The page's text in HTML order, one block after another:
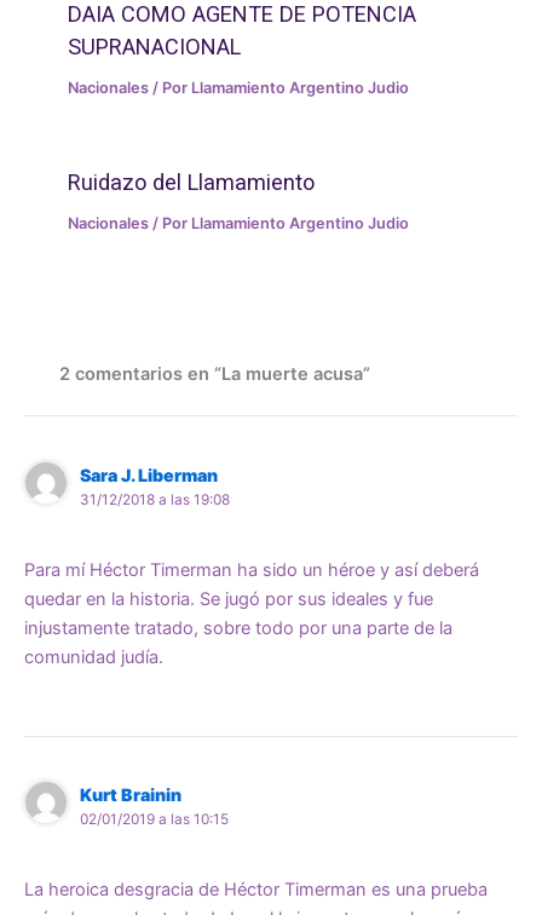
DAIA COMO AGENTE DE POTENCIA
SUPRANACIONAL
Nacionales / Por Llamamiento Argentino Judio
Ruidazo del Llamamiento
Nacionales / Por Llamamiento Argentino Judio
2 comentarios en “La muerte acusa”
Sara J. Liberman
31/12/2018 a las 19:08
Para mí Héctor Timerman ha sido un héroe y así deberá
quedar en la historia. Se jugó por sus ideales y fue
injustamente tratado, sobre todo por una parte de la
comunidad judía.
Kurt Brainin
02/01/2019 a las 10:15
La heroica desgracia de Héctor Timerman es una prueba